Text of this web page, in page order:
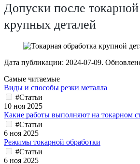
Допуски после
крупных деталей
Дата публикации: 2024-07-09.
Самые читаемые
Виды и способы резки металла
#Статьи
10 ноя 2025
Какие работы выполняют на токарном
#Статьи
6 ноя 2025
Режимы токарной обработки
#Статьи
6 ноя 2025